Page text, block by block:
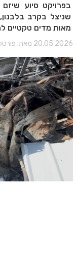
בפרויקט סיוע שיזם
שניצל בקרב
מאות מדים טקטיים
מאת: פורטל